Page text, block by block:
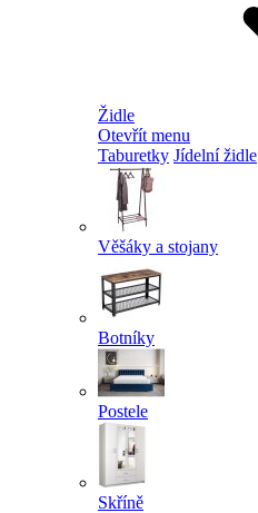
Židle
Otevřít menu
Taburetky Jídelní židle
Věšáky a stojany
Botníky
Postele
Skříně